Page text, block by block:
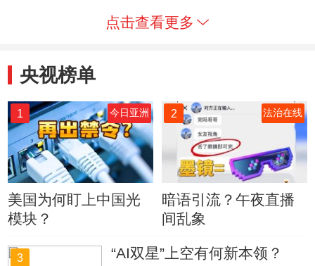
点击查看更多
央视榜单
1 今日亚洲
美国为何盯上中国光
模块？
2 法治在线
暗语引流？午夜直播
间乱象
3 “AI双星”上空有何新本领？